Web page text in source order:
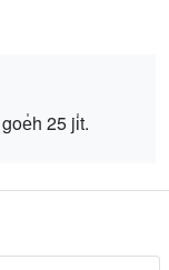
25 ji̍t.